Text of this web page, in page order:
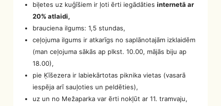
biļetes uz kuģīšiem ir ļoti ērti iegādātiesinternetā ar
20% atlaidi,
brauciena ilgums: 1,5 stundas,
ceļojuma ilgums ir atkarīgs no saplānotajām izklaidēm
(man ceļojuma sākās ap plkst. 10.00, mājās biju ap
18.00),
pie Ķīšezera ir labiekārtotas piknika vietas (vasarā
iespēja arī sauļoties un peldēties),
uz un no Mežaparka var ērti nokļūt ar 11. tramvaju,